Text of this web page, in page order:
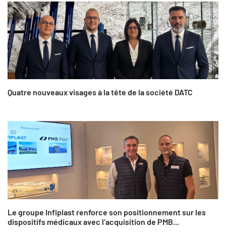
Quatre nouveaux visages à la tête de la société DATC
Le groupe Infiplast renforce son positionnement sur les
dispositifs médicaux avec l’acquisition de PMB...